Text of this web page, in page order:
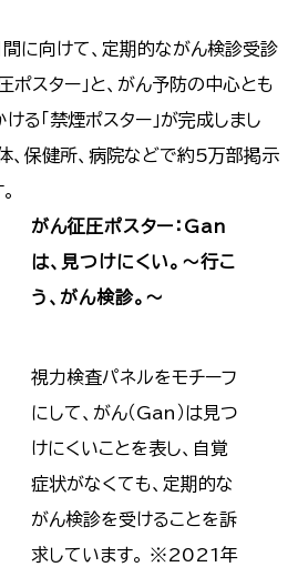
に向けて、定期的ながん検診受診
ポスター」と、がん予防の中心とも
る「禁煙ポスター」が完成しまし
、保健所、病院などで約5万部掲示
がん征圧ポスター：Gan
は、見つけにくい。～行こ
う、がん検診。～
視力検査パネルをモチーフ
にして、がん（Gan）は見つ
けにくいことを表し、自覚
症状がなくても、定期的な
がん検診を受けることを訴
求しています。 ※2021年